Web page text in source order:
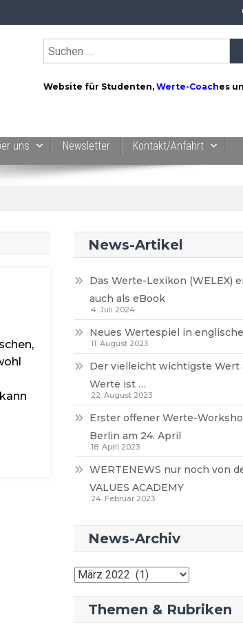
Website für Studenten, Werte-Coaches
uns Newsletter Kontakt/Anfahrt
News-Artikel
Das Werte-Lexikon (WELEX)
auch als eBook
4. Juli 2024
Neues Wertespiel in
11. August 2023
Der vielleicht wichtigste Wert
Werte ist …
22. August 2023
Erster offener Werte-
Berlin am 24. April
18. April 2023
WERTENEWS nur noch von
VALUES ACADEMY
24. Februar 2023
News-Archiv
News-
Themen & Rubriken